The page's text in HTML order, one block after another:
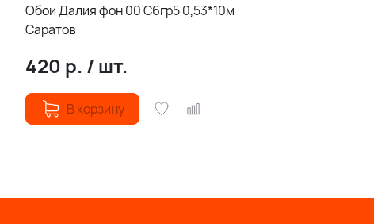
Обои Далия фон 00 С6гр5 0,53*10м
Саратов
420 р. / шт.
В корзину